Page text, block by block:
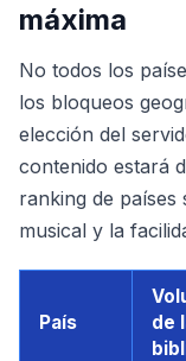
máxima
No todos los
los bloqueos
elección del
contenido estará
ranking de países
musical y la
País
de